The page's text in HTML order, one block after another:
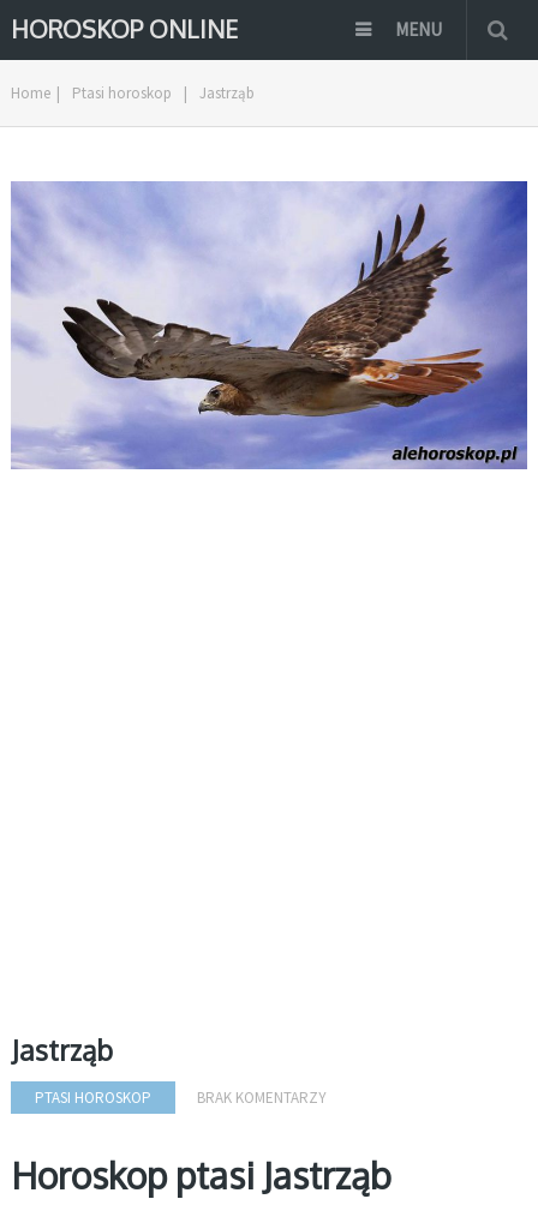
HOROSKOP ONLINE MENU
Home | Ptasi horoskop | Jastrząb
Jastrząb
PTASI HOROSKOP BRAK KOMENTARZY
Horoskop ptasi Jastrząb